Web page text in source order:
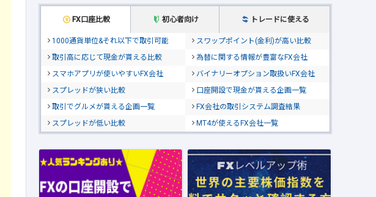
FX口座比較 初心者向け トレードに使える
1000通貨単位&それ以下で取引可能
スワップポイント(金利)が高い比較
取引高に応じて現金が貰える比較
為替に関する情報が豊富なFX会社
スマホアプリが使いやすいFX会社
バイナリーオプション取扱いFX会社
スプレッドが狭い比較
口座開設で現金が貰える企画一覧
取引でグルメが貰える企画一覧
FX会社の取引システム調査結果
スプレッドが低い比較
MT4が使えるFX会社一覧